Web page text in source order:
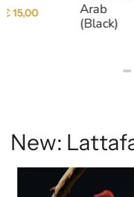
Arab
(Black)
€
New: